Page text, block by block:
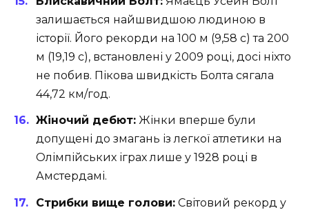
залишається найшвидшою людиною в
історії. Його рекорди на 100 м (9,58 с) та 200
м (19,19 с), встановлені у 2009 році, досі ніхто
не побив. Пікова швидкість Болта сягала
44,72 км/год.
Жіночий дебют: Жінки вперше були
допущені до змагань із легкої атлетики на
Олімпійських іграх лише у 1928 році в
Амстердамі.
Стрибки вище голови: Світовий рекорд у